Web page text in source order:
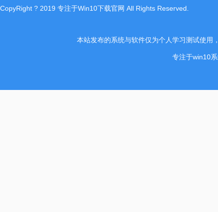
CopyRight ? 2019 专注于Win10下载官网 All Rights Reserved.
本站发布的系统与软件仅为个人学习测试使用
专注于win10